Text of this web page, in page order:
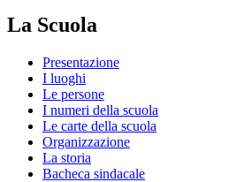
La Scuola
Presentazione
I luoghi
Le persone
I numeri della scuola
Le carte della scuola
Organizzazione
La storia
Bacheca sindacale